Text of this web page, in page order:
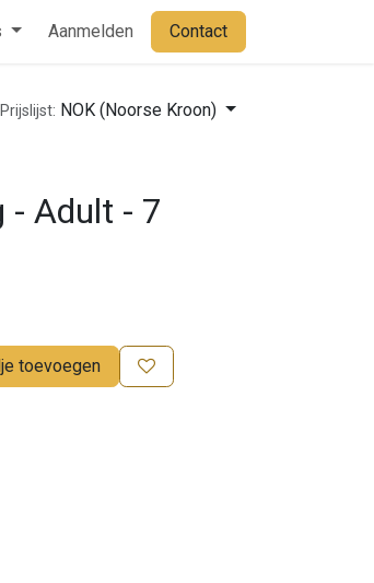
Aanmelden Contact
Prijslijst: NOK (Noorse Kroon)
- Adult - 7
toevoegen